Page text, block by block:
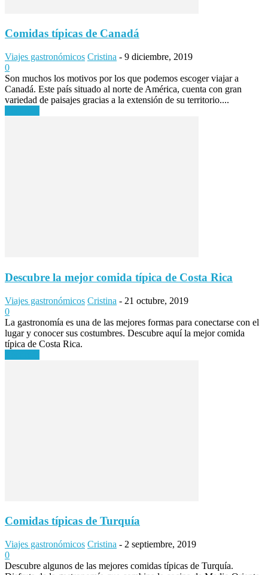
Comidas típicas de Canadá
Viajes gastronómicos Cristina - 9 diciembre, 2019
0
Son muchos los motivos por los que podemos escoger viajar a
Canadá. Este país situado al norte de América, cuenta con gran
variedad de paisajes gracias a la extensión de su territorio....
Descubre la mejor comida típica de Costa Rica
Viajes gastronómicos Cristina - 21 octubre, 2019
0
La gastronomía es una de las mejores formas para conectarse con el
lugar y conocer sus costumbres. Descubre aquí la mejor comida
típica de Costa Rica.
Comidas típicas de Turquía
Viajes gastronómicos Cristina - 2 septiembre, 2019
0
Descubre algunos de las mejores comidas típicas de Turquía.